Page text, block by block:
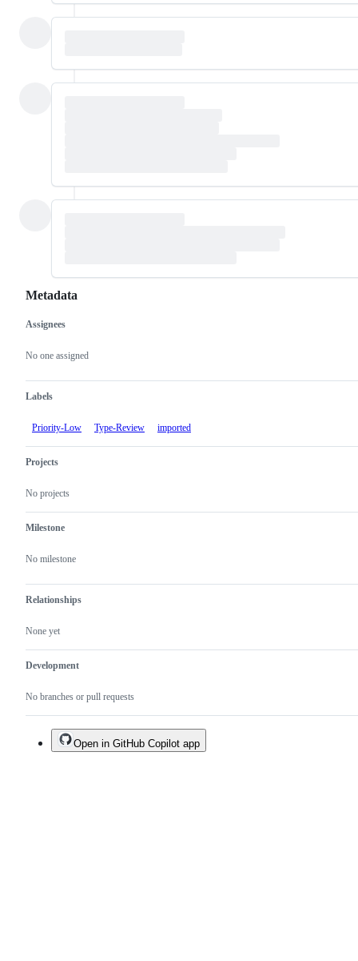
Metadata
Metadata
Assignees
No one assigned
Labels
Priority-Low Type-Review imported
Projects
No projects
Milestone
No milestone
Relationships
None yet
Development
No branches or pull requests
Issue
actions
Open in GitHub Copilot app